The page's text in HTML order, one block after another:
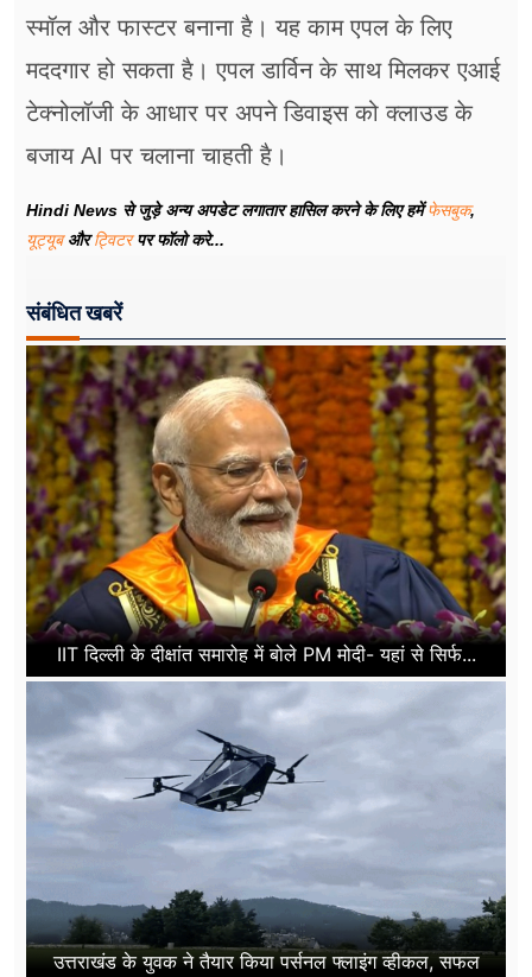
स्मॉल और फास्टर बनाना है। यह काम एपल के लिए
मददगार हो सकता है। एपल डार्विन के साथ मिलकर एआई
टेक्नोलॉजी के आधार पर अपने डिवाइस को क्लाउड के
बजाय AI पर चलाना चाहती है।
Hindi News से जुड़े अन्य अपडेट लगातार हासिल करने के लिए हमेंफेसबुक,
यूट्यूबऔरट्विटरपर फॉलो करे...
संबंधित खबरें
IIT दिल्ली के दीक्षांत समारोह में बोले PM मोदी- यहां से सिर्फ...
उत्तराखंड के युवक ने तैयार किया पर्सनल फ्लाइंग व्हीकल, सफल